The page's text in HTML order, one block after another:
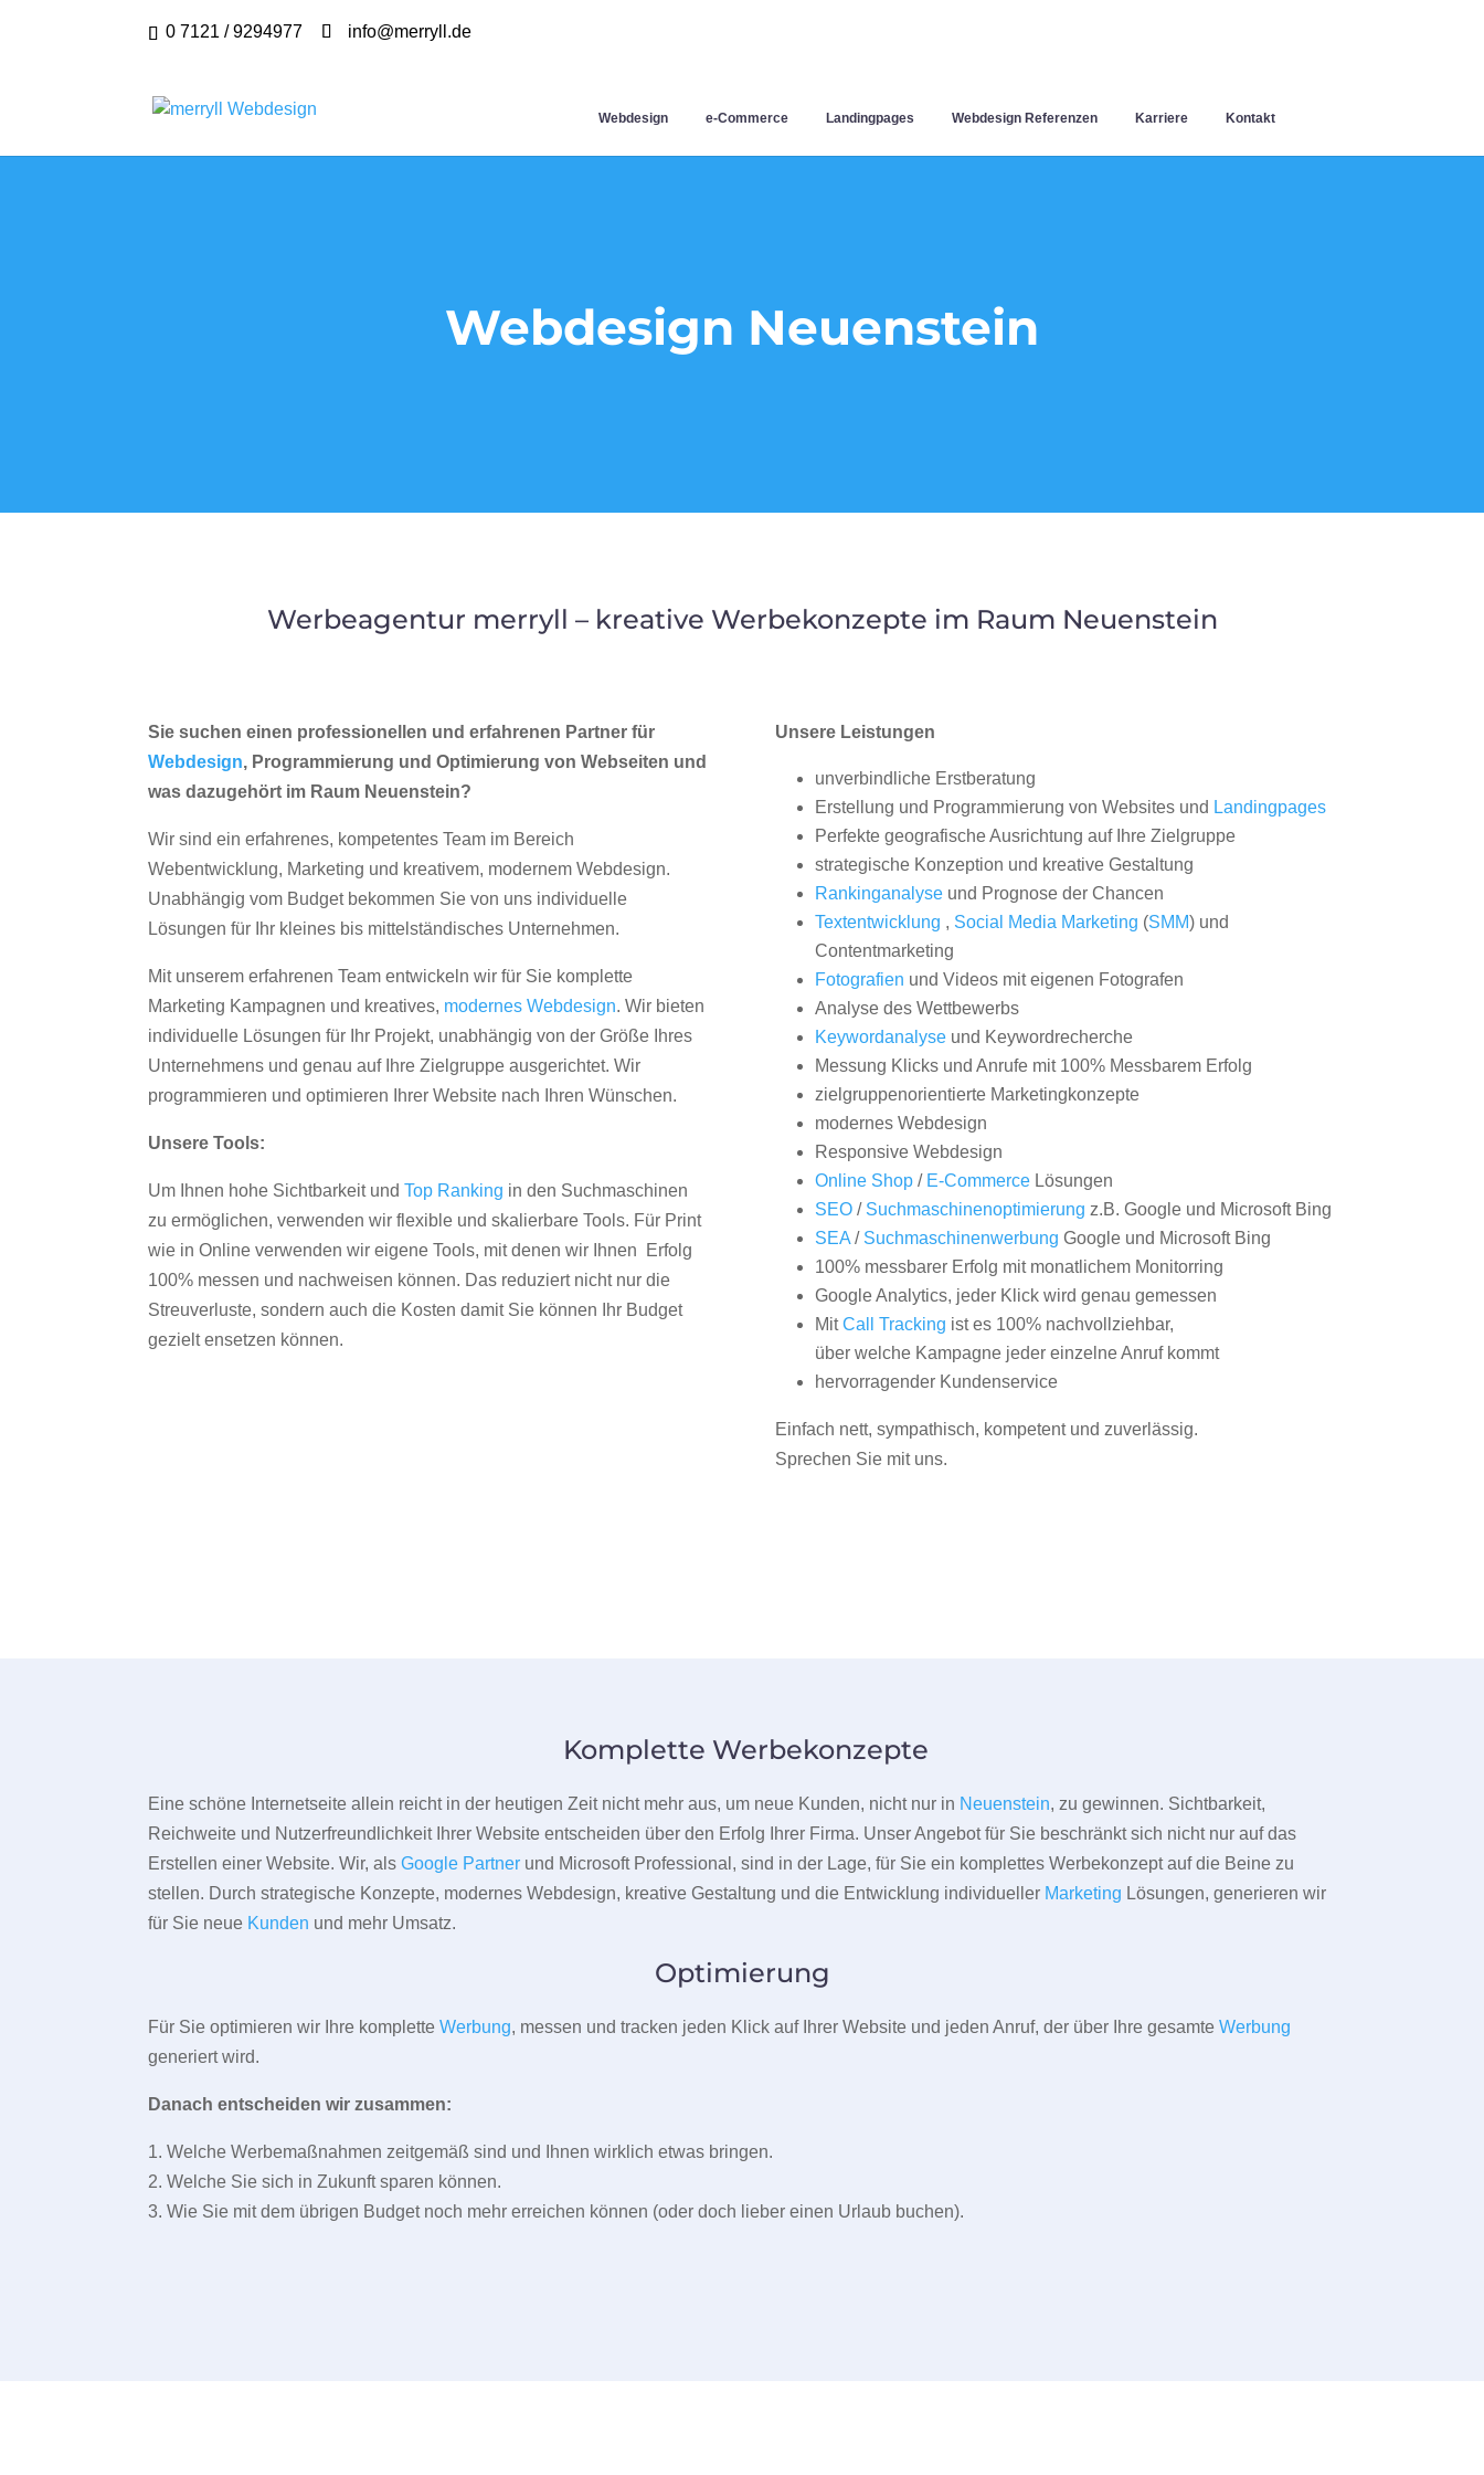
0 7121 / 9294977 info@merryll.de
Webdesign e-Commerce Landingpages Webdesign Referenzen Karriere Kontakt
Webdesign Neuenstein
Werbeagentur merryll – kreative Werbekonzepte im Raum Neuenstein
Sie suchen einen professionellen und erfahrenen Partner für
Webdesign, Programmierung und Optimierung von Webseiten und
was dazugehört im Raum Neuenstein?
Wir sind ein erfahrenes, kompetentes Team im Bereich
Webentwicklung, Marketing und kreativem, modernem Webdesign.
Unabhängig vom Budget bekommen Sie von uns individuelle
Lösungen für Ihr kleines bis mittelständisches Unternehmen.
Mit unserem erfahrenen Team entwickeln wir für Sie komplette
Marketing Kampagnen und kreatives, modernes Webdesign. Wir bieten
individuelle Lösungen für Ihr Projekt, unabhängig von der Größe Ihres
Unternehmens und genau auf Ihre Zielgruppe ausgerichtet. Wir
programmieren und optimieren Ihrer Website nach Ihren Wünschen.
Unsere Tools:
Um Ihnen hohe Sichtbarkeit undTop Ranking in den Suchmaschinen
zu ermöglichen, verwenden wir flexible und skalierbare Tools. Für Print
wie in Online verwenden wir eigene Tools, mit denen wir Ihnen Erfolg
100% messen und nachweisen können. Das reduziert nicht nur die
Streuverluste, sondern auch die Kosten damit Sie können Ihr Budget
gezielt ensetzen können.
Unsere Leistungen
unverbindliche Erstberatung
Erstellung und Programmierung von Websites und Landingpages
Perfekte geografische Ausrichtung auf Ihre Zielgruppe
strategische Konzeption und kreative Gestaltung
Rankinganalyseund Prognose der Chancen
Textentwicklung , Social Media Marketing (SMM) und
Contentmarketing
Fotografien und Videos mit eigenen Fotografen
Analyse des Wettbewerbs
Keywordanalyseund Keywordrecherche
Messung Klicks und Anrufe mit 100% Messbarem Erfolg
zielgruppenorientierte Marketingkonzepte
modernes Webdesign
Responsive Webdesign
Online Shop/ E-CommerceLösungen
SEO/ Suchmaschinenoptimierung z.B. Google und Microsoft Bing
SEA/ Suchmaschinenwerbung Google und Microsoft Bing
100% messbarer Erfolg mit monatlichem Monitorring
Google Analytics, jeder Klick wird genau gemessen
MitCall Tracking ist es 100% nachvollziehbar,
über welche Kampagne jeder einzelne Anruf kommt
hervorragender Kundenservice
Einfach nett, sympathisch, kompetent und zuverlässig.
Sprechen Sie mit uns.
Komplette Werbekonzepte
Eine schöne Internetseite allein reicht in der heutigen Zeit nicht mehr aus, um neue Kunden, nicht nur in Neuenstein, zu gewinnen. Sichtbarkeit,
Reichweite und Nutzerfreundlichkeit Ihrer Website entscheiden über den Erfolg Ihrer Firma. Unser Angebot für Sie beschränkt sich nicht nur auf das
Erstellen einer Website. Wir, alsGoogle Partner und Microsoft Professional, sind in der Lage, für Sie ein komplettes Werbekonzept auf die Beine zu
stellen. Durch strategische Konzepte, modernes Webdesign, kreative Gestaltung und die Entwicklung individueller Marketing Lösungen, generieren wir
für Sie neue Kunden und mehr Umsatz.
Optimierung
Für Sie optimieren wir Ihre kompletteWerbung, messen und tracken jeden Klick auf Ihrer Website und jeden Anruf, der über Ihre gesamteWerbung
generiert wird.
Danach entscheiden wir zusammen:
1. Welche Werbemaßnahmen zeitgemäß sind und Ihnen wirklich etwas bringen.
2. Welche Sie sich in Zukunft sparen können.
3. Wie Sie mit dem übrigen Budget noch mehr erreichen können (oder doch lieber einen Urlaub buchen).